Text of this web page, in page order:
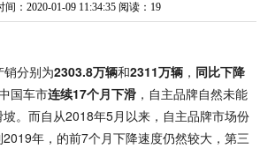
间：2020-01-09 11:34:35 阅读：19
销分别为2303.8万辆和2311万辆 ， 同比下降
国车市连续17个月下滑 ，自主品牌自然未能
。而自从2018年5月以来，自主品牌市场份
年，的前7个月下降速度仍然较大，第三